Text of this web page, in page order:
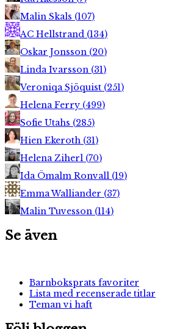
Malin Skals (107)
AC Hellstrand (134)
Oskar Jonsson (20)
Linda Ivarsson (31)
Veroniqa Sjöquist (251)
Helena Ferry (499)
Sofie Utahs (285)
Hien Ekeroth (31)
Helena Ziherl (70)
Ida Ömalm Ronvall (19)
Emma Walliander (37)
Malin Tuvesson (114)
Se även
Barnboksprats favoriter
Lista med recenserade titlar
Teman vi haft